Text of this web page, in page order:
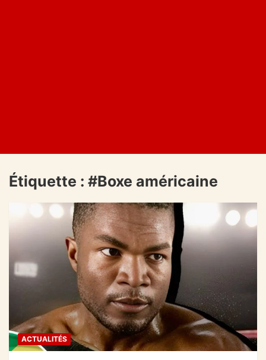
Étiquette : #Boxe américaine
ACTUALITÉS